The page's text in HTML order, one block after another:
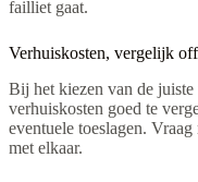
failliet gaat.
Verhuiskosten, vergelijk
Bij het kiezen van de
verhuiskosten goed te
eventuele toeslagen.
met elkaar.